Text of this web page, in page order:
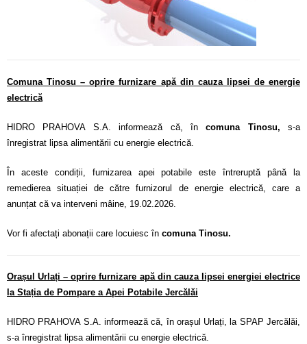
Comuna Tinosu – oprire furnizare apă din cauza lipsei de energie
electrică
HIDRO PRAHOVA S.A. informează că, încomuna Tinosu, s-a
înregistrat lipsa alimentării cu energie electrică.
În aceste condiții, furnizarea apei potabile este întreruptă până la
remedierea situației de către furnizorul de energie electrică, care a
anunțat că va interveni mâine, 19.02.2026.
Vor fi afectați abonații care locuiesc în comuna Tinosu.
Orașul Urlați – oprire furnizare apă din cauza lipsei energiei electrice
la Stația de Pompare a Apei Potabile Jercălăi
HIDRO PRAHOVA S.A. informează că, în orașul Urlați, la SPAP Jercălăi,
s-a înregistrat lipsa alimentării cu energie electrică.